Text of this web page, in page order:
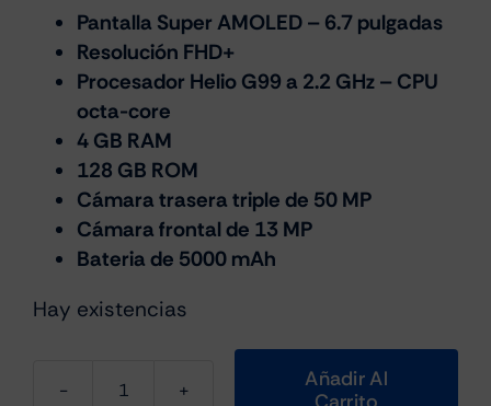
era:
es:
Pantalla Super AMOLED – 6.7 pulgadas
Resolución FHD+
Procesador Helio G99 a 2.2 GHz – CPU
octa-core
4 GB RAM
128 GB ROM
Cámara trasera triple de 50 MP
Cámara frontal de 13 MP
Bateria de 5000 mAh
Hay existencias
Añadir Al